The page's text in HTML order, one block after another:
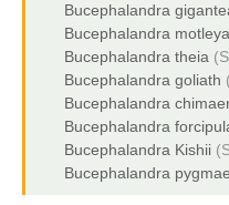
Bucephalandra
Bucephalandra
Bucephalandra theia
Bucephalandra goliath
Bucephalandra
Bucephalandra
Bucephalandra Kishii
Bucephalandra